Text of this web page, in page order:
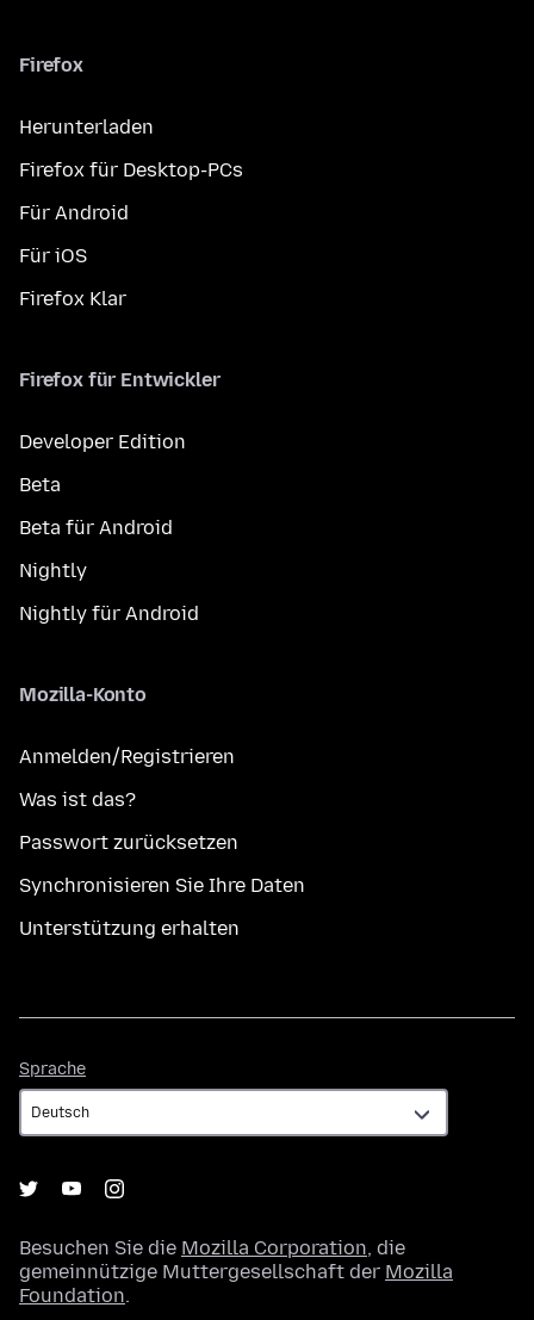
Firefox
Herunterladen
Firefox für Desktop-PCs
Für Android
Für iOS
Firefox Klar
Firefox für Entwickler
Developer Edition
Beta
Beta für Android
Nightly
Nightly für Android
Mozilla-Konto
Anmelden/Registrieren
Was ist das?
Passwort zurücksetzen
Synchronisieren Sie Ihre Daten
Unterstützung erhalten
Sprache
Besuchen Sie die Mozilla Corporation, die
gemeinnützige Muttergesellschaft der Mozilla
Foundation.